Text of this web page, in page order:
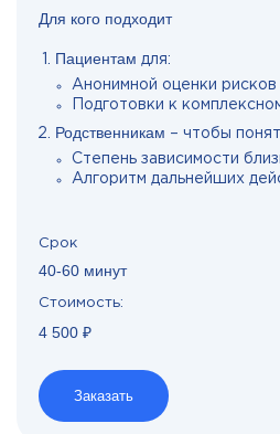
Для кого подходит
Пациентам для:
Анонимной оценки рисков
Подготовки к
Родственникам – чтобы
Степень зависимости
Алгоритм дальнейших
Срок
40-60 минут
Стоимость:
4 500 ₽
Заказать